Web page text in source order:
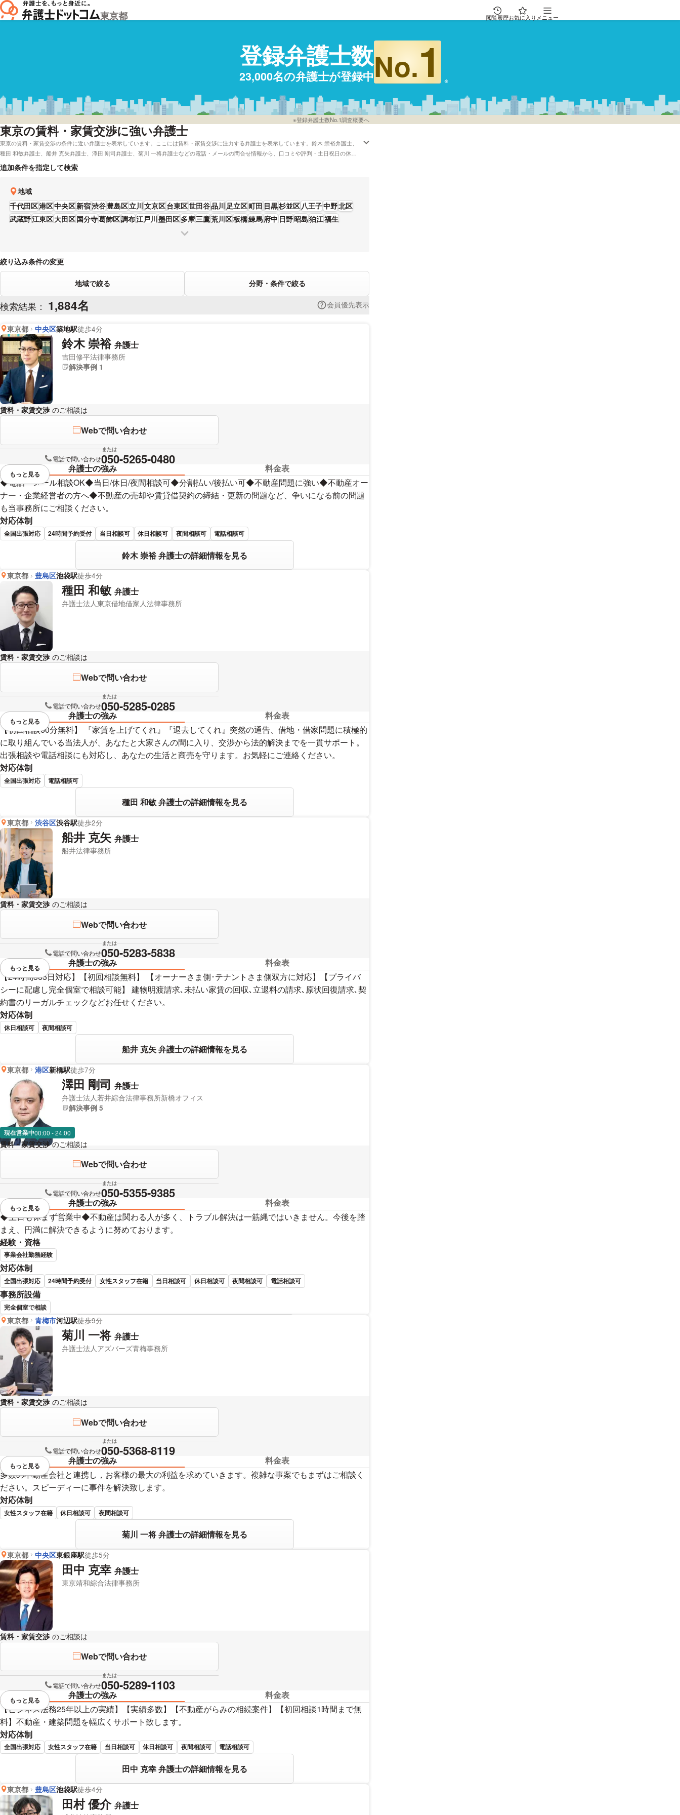
東京都 閲覧履歴お気に入り メニュー
登録弁護士数
23,000名の弁護士が登録中No.1
※登録弁護士数No.1調査概要へ
東京の賃料・家賃交渉に強い弁護士
東京の賃料・家賃交渉の条件に近い弁護士を表示しています。ここには賃料・家賃交渉に注力する弁護士を表示しています。鈴木 崇裕弁護士、
種田 和敏弁護士、船井 克矢弁護士、澤田 剛司弁護士、菊川 一将弁護士などの電話・メールの問合せ情報から、口コミや評判・土日祝日の休日
法律相談や無料相談の可否など、充実した専門情報で心強い弁護士をお探しください。
追加条件を指定して検索
地域
千代田区港区中央区新宿渋谷豊島区立川文京区台東区世田谷品川 足立区町田 目黒杉並区八王子中野北区
武蔵野江東区大田区国分寺葛飾区調布江戸川墨田区多摩三鷹荒川区板橋練馬府中 日野昭島狛江福生
絞り込み条件の変更
地域で絞る 分野・条件で絞る
検索結果： 1,884名 会員優先表示
東京都 中央区築地駅徒歩4分
鈴木 崇裕 弁護士
吉田修平法律事務所
解決事例 1
賃料・家賃交渉 のご相談は
Webで問い合わせ
または
電話で問い合わせ050-5265-0480
弁護士の強み
料金表
◆電話・メール相談OK◆当日/休日/夜間相談可◆分割払い/後払い可◆不動産問題に強い◆不動産オー
ナー・企業経営者の方へ◆不動産の売却や賃貸借契約の締結・更新の問題など、争いになる前の問題
も当事務所にご相談ください。
対応体制
全国出張対応 24時間予約受付 当日相談可 休日相談可 夜間相談可 電話相談可
鈴木 崇裕 弁護士の詳細情報を見る
視覚的に省略されている要素を
もっと見る
東京都 豊島区池袋駅徒歩4分
種田 和敏 弁護士
弁護士法人東京借地借家人法律事務所
賃料・家賃交渉 のご相談は
Webで問い合わせ
または
電話で問い合わせ050-5285-0285
弁護士の強み
料金表
【初回相談60分無料】 『家賃を上げてくれ』『退去してくれ』突然の通告、借地・借家問題に積極的
に取り組んでいる当法人が、あなたと大家さんの間に入り、交渉から法的解決までを一貫サポート。
出張相談や電話相談にも対応し、あなたの生活と商売を守ります。お気軽にご連絡ください。
対応体制
全国出張対応 電話相談可
種田 和敏 弁護士の詳細情報を見る
視覚的に省略されている要素を
もっと見る
東京都 渋谷区渋谷駅徒歩2分
船井 克矢 弁護士
船井法律事務所
賃料・家賃交渉 のご相談は
Webで問い合わせ
または
電話で問い合わせ050-5283-5838
弁護士の強み
料金表
【24時間365日対応】【初回相談無料】 【オーナーさま側･テナントさま側双方に対応】【プライバ
シーに配慮し完全個室で相談可能】 建物明渡請求､未払い家賃の回収､立退料の請求､原状回復請求､契
約書のリーガルチェックなどお任せください。
対応体制
休日相談可 夜間相談可
船井 克矢 弁護士の詳細情報を見る
視覚的に省略されている要素を
もっと見る
東京都 港区新橋駅徒歩7分
澤田 剛司 弁護士
弁護士法人若井綜合法律事務所新橋オフィス
解決事例 5
現在営業中00:00 - 24:00
賃料・家賃交渉 のご相談は
Webで問い合わせ
または
電話で問い合わせ050-5355-9385
弁護士の強み
料金表
◆土日も休まず営業中◆不動産は関わる人が多く、トラブル解決は一筋縄ではいきません。今後を踏
まえ、円満に解決できるように努めております。
経験・資格
事業会社勤務経験
対応体制
全国出張対応 24時間予約受付 女性スタッフ在籍 当日相談可 休日相談可 夜間相談可 電話相談可
事務所設備
完全個室で相談
視覚的に省略されている要素を
もっと見る
東京都 青梅市河辺駅徒歩9分
菊川 一将 弁護士
弁護士法人アズバーズ青梅事務所
賃料・家賃交渉 のご相談は
Webで問い合わせ
または
電話で問い合わせ050-5368-8119
弁護士の強み
料金表
多数の不動産会社と連携し，お客様の最大の利益を求めていきます。複雑な事案でもまずはご相談く
ださい。スピーディーに事件を解決致します。
対応体制
女性スタッフ在籍 休日相談可 夜間相談可
菊川 一将 弁護士の詳細情報を見る
視覚的に省略されている要素を
もっと見る
東京都 中央区東銀座駅徒歩5分
田中 克幸 弁護士
東京靖和綜合法律事務所
賃料・家賃交渉 のご相談は
Webで問い合わせ
または
電話で問い合わせ050-5289-1103
弁護士の強み
料金表
【ビジネス法務25年以上の実績】【実績多数】【不動産がらみの相続案件】【初回相談1時間まで無
料】不動産・建築問題を幅広くサポート致します。
対応体制
全国出張対応 女性スタッフ在籍 当日相談可 休日相談可 夜間相談可 電話相談可
田中 克幸 弁護士の詳細情報を見る
視覚的に省略されている要素を
もっと見る
東京都 豊島区池袋駅徒歩4分
田村 優介 弁護士